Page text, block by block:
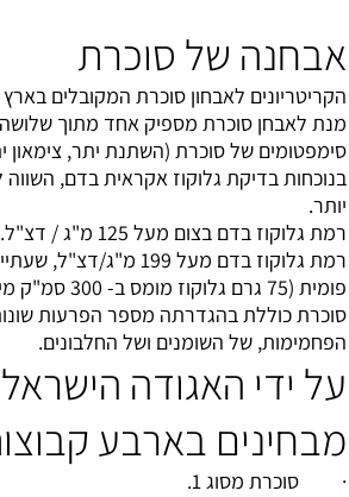
המקובלים בארץ ובעולם הם שלושה ועל
אחד מתוך שלושה:
יתר, צימאון יתר וירידה במשקל)
בנוכחות בדיקת גלוקוז אקראית בדם, השווה ל- 200 מ"ג/דצ"ל או
דצ"ל.
רמת גלוקוז בדם מעל 199 מ"ג/דצ"ל, שעתיים לאחר העמסת גלוקוז
הפרעות שונות במטבוליזם של
ושל החלבונים.
הישראלית במלואן,
קבוצות שונות